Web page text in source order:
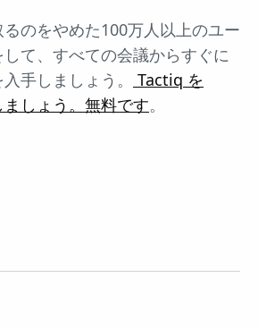
のをやめた100万人以上のユー
て、すべての会議からすぐに
手しましょう。
Tactiq を
しょう。無料です。